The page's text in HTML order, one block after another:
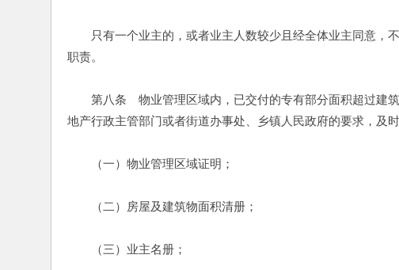
只有一个业主的，或者业主人数较少且经全体业主同意，
职责。
第八条　物业管理区域内，已交付的专有部分面积超过建
地产行政主管部门或者街道办事处、乡镇人民政府的要求，及
（一）物业管理区域证明；
（二）房屋及建筑物面积清册；
（三）业主名册；